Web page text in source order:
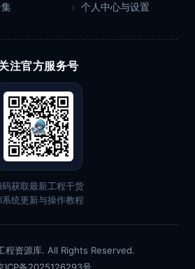
个人中心与设置
注官方服务号
码获取最新工程干货
系统更新与操作教程
程资源库. All Rights Reserved.